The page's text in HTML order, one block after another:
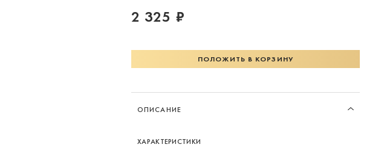
2 325 ₽
ПОЛОЖИТЬ В КОРЗИНУ
ОПИСАНИЕ
ХАРАКТЕРИСТИКИ